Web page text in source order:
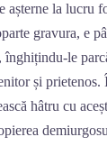
așterne la lucru
gravura, e
înghițindu-le
și prietenos.
hâtru cu